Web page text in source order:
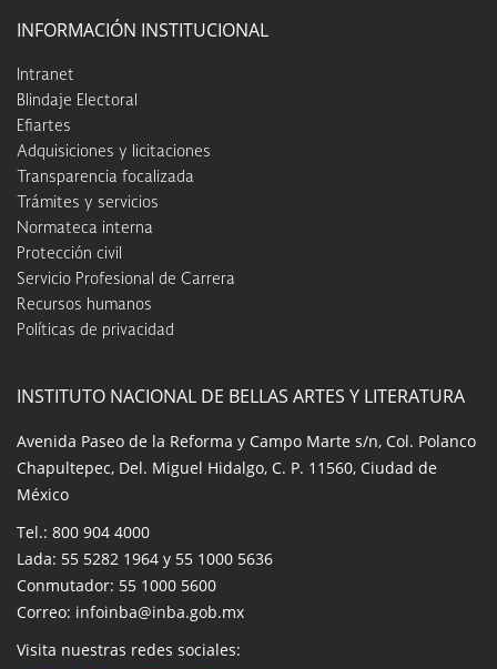
INFORMACIÓN INSTITUCIONAL
Intranet
Blindaje Electoral
Efiartes
Adquisiciones y licitaciones
Transparencia focalizada
Trámites y servicios
Normateca interna
Protección civil
Servicio Profesional de Carrera
Recursos humanos
Políticas de privacidad
INSTITUTO NACIONAL DE BELLAS ARTES Y LITERATURA
Avenida Paseo de la Reforma y Campo Marte s/n, Col. Polanco
Chapultepec, Del. Miguel Hidalgo, C. P. 11560, Ciudad de
México
Tel.: 800 904 4000
Lada: 55 5282 1964 y 55 1000 5636
Conmutador: 55 1000 5600
Correo: infoinba@inba.gob.mx
Visita nuestras redes sociales: